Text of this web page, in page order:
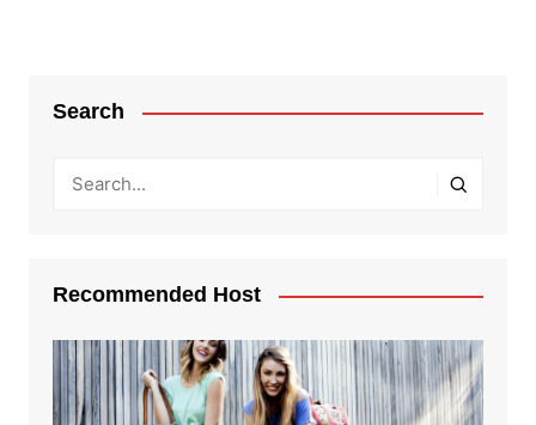
Search
Recommended Host